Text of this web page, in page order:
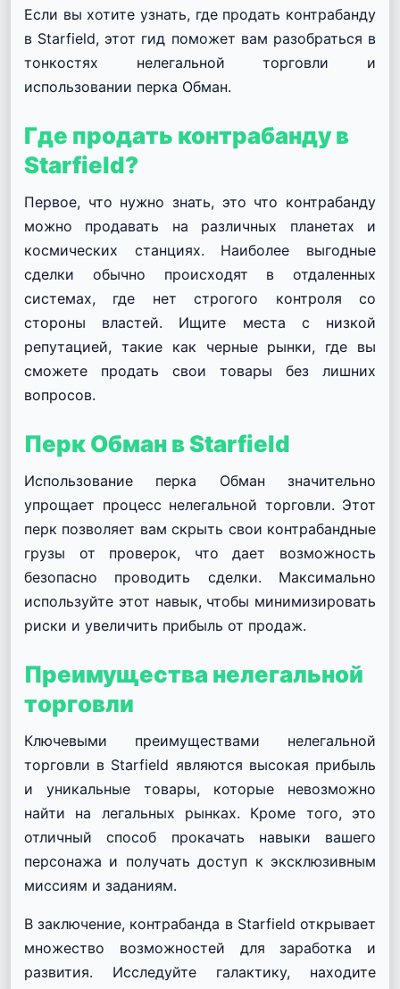
Если вы хотите узнать, где продать контрабанду
в Starfield, этот гид поможет вам разобраться в
тонкостях нелегальной торговли и
использовании перка Обман.
Где продать контрабанду в
Starfield?
Первое, что нужно знать, это что контрабанду
можно продавать на различных планетах и
космических станциях. Наиболее выгодные
сделки обычно происходят в отдаленных
системах, где нет строгого контроля со
стороны властей. Ищите места с низкой
репутацией, такие как черные рынки, где вы
сможете продать свои товары без лишних
вопросов.
Перк Обман в Starfield
Использование перка Обман значительно
упрощает процесс нелегальной торговли. Этот
перк позволяет вам скрыть свои контрабандные
грузы от проверок, что дает возможность
безопасно проводить сделки. Максимально
используйте этот навык, чтобы минимизировать
риски и увеличить прибыль от продаж.
Преимущества нелегальной
торговли
Ключевыми преимуществами нелегальной
торговли в Starfield являются высокая прибыль
и уникальные товары, которые невозможно
найти на легальных рынках. Кроме того, это
отличный способ прокачать навыки вашего
персонажа и получать доступ к эксклюзивным
миссиям и заданиям.
В заключение, контрабанда в Starfield открывает
множество возможностей для заработка и
развития. Исследуйте галактику, находите